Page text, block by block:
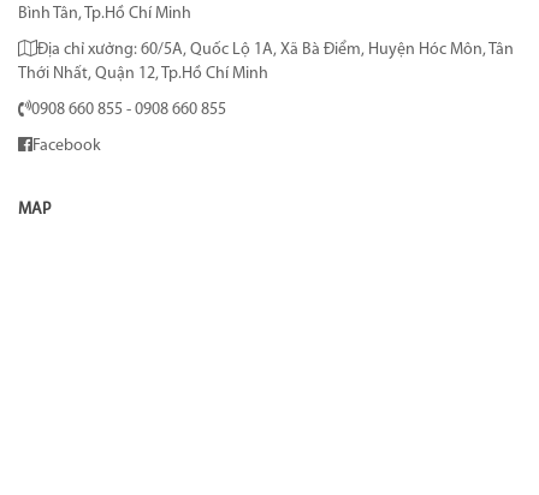
Bình Tân, Tp.Hồ Chí Minh
Địa chỉ xưởng: 60/5A, Quốc Lộ 1A, Xã Bà Điểm, Huyện Hóc Môn, Tân
Thới Nhất, Quận 12, Tp.Hồ Chí Minh
0908 660 855 - 0908 660 855
Facebook
MAP